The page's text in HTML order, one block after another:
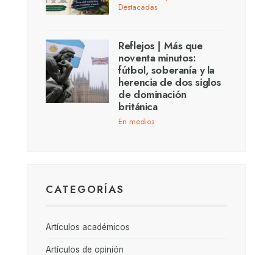
Destacadas
Reflejos | Más que
noventa minutos:
fútbol, soberanía y la
herencia de dos siglos
de dominación
británica
En medios
CATEGORÍAS
Artículos académicos
Artículos de opinión